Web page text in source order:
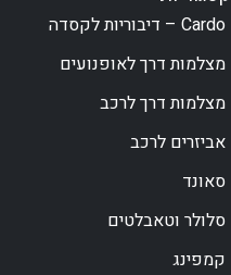
Cardo – דיבוריות לקסדה
מצלמות דרך לאופנועים
מצלמות דרך לרכב
אביזרים לרכב
סאונד
סלולר וטאבלטים
קמפינג